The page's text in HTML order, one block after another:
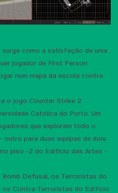
como a satisfação de uma
jogador de First Person
num mapa da escola contra
o jogo Counter Strike 2
Católica do Porto. Um
que exploram todo o
para duas equipas de dois
piso -2 do Edifício das Artes -
Defusal, os Terroristas do
Contra-Terroristas do Edifício